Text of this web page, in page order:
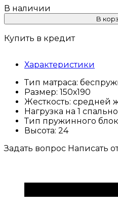
В
Купить в кредит
Характеристики
Тип матраса:
Размер: 150х190
Жесткость: средней
Нагрузка на 1
Тип пружинного
Высота: 24
Задать вопрос Написать